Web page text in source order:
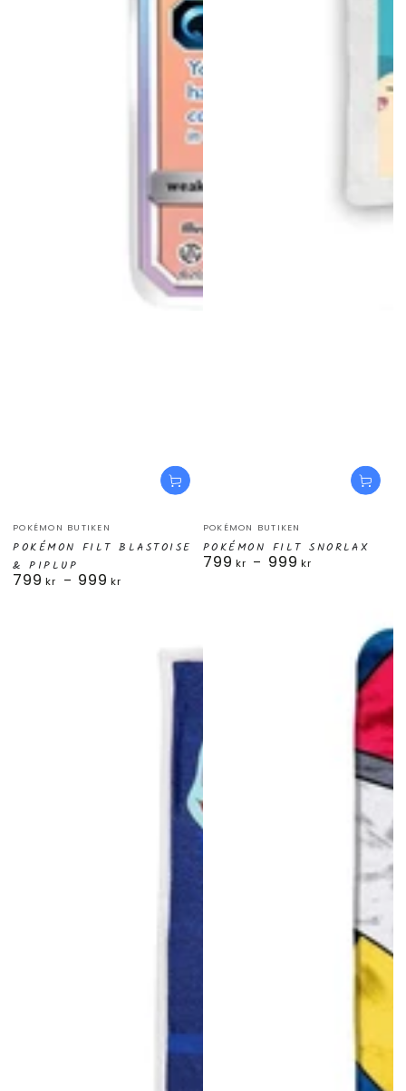
Säljare:
POKÉMON BUTIKEN
POKÉMON FILT BLASTOISE
& PIPLUP
Ordinarie
799 kr 999 kr
Säljare:
POKÉMON BUTIKEN
POKÉMON FILT SNORLAX
Ordinarie
799 kr 999 kr